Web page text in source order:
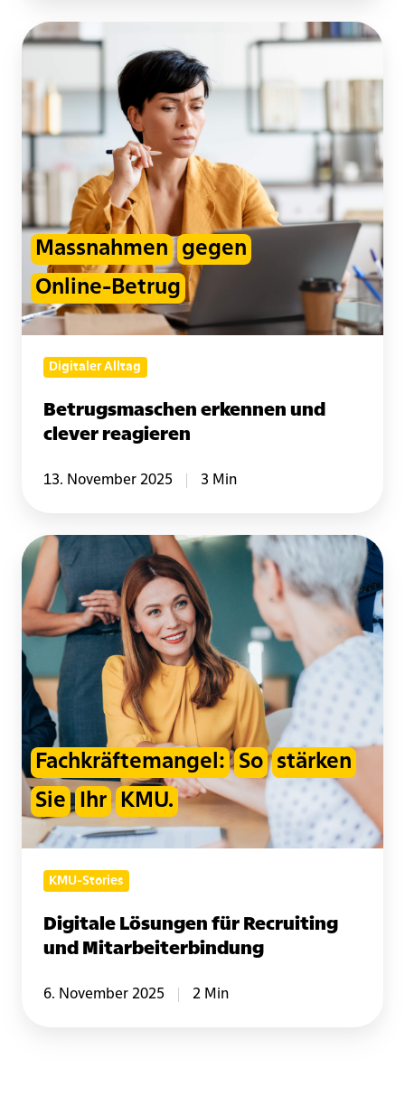
Betrugsmaschen
und
reagieren
Massnahmen
gegen
Online-Betrug
Digitaler Alltag
Betrugsmaschen erkennen und
clever reagieren
13. November 2025 3 Min
Digitale
Lösungen
für
Recruiting
und
Mitarbeiterbindung
Fachkräftemangel: So
stärken
Sie
Ihr KMU.
KMU-Stories
Digitale Lösungen für Recruiting
und Mitarbeiterbindung
6. November 2025 2 Min